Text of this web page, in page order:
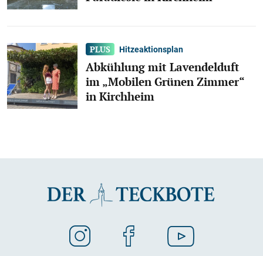
Hitzeaktionsplan
Abkühlung mit Lavendelduft
im „Mobilen Grünen Zimmer“
in Kirchheim